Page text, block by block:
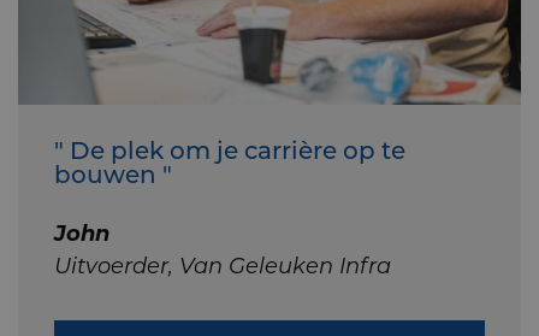
" De plek om je carrière op te
bouwen "
John
Uitvoerder, Van Geleuken Infra